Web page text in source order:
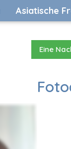
Asiatische
Eine